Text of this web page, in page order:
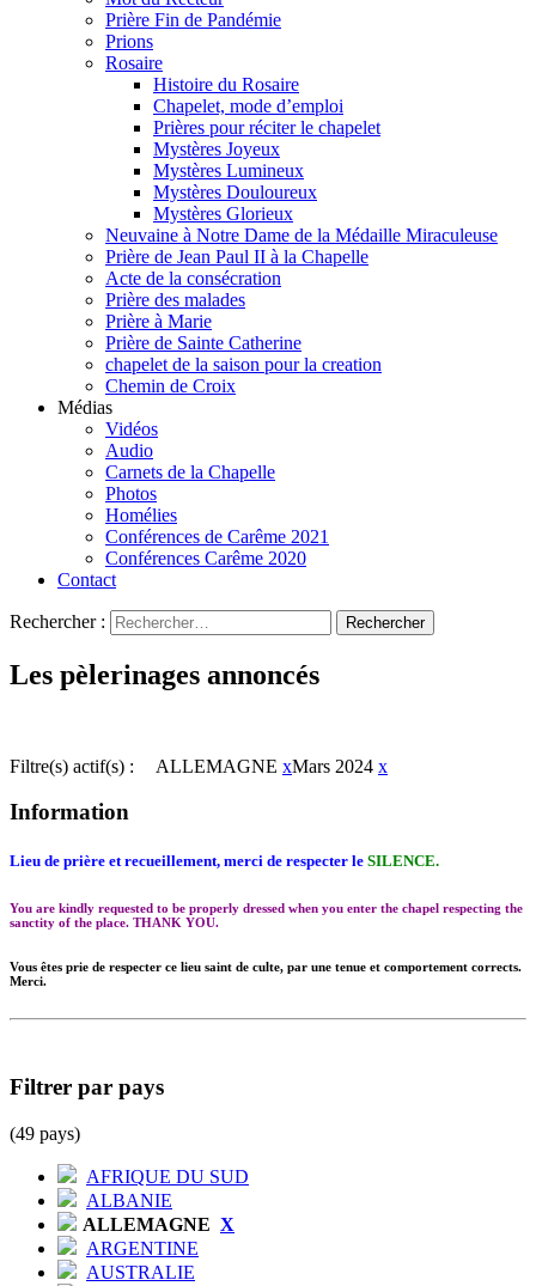
Prière Fin de Pandémie
Prions
Rosaire
Histoire du Rosaire
Chapelet, mode d’emploi
Prières pour réciter le chapelet
Mystères Joyeux
Mystères Lumineux
Mystères Douloureux
Mystères Glorieux
Neuvaine à Notre Dame de la Médaille Miraculeuse
Prière de Jean Paul II à la Chapelle
Acte de la consécration
Prière des malades
Prière à Marie
Prière de Sainte Catherine
chapelet de la saison pour la creation
Chemin de Croix
Médias
Vidéos
Audio
Carnets de la Chapelle
Photos
Homélies
Conférences de Carême 2021
Conférences Carême 2020
Contact
Rechercher :
Les pèlerinages annoncés
Filtre(s) actif(s) : ALLEMAGNE xMars 2024 x
Information
Lieu de prière et recueillement, merci de respecter le SILENCE.
You are kindly requested to be properly dressed when you enter the chapel respecting the
sanctity of the place. THANK YOU.
Vous êtes prie de respecter ce lieu saint de culte, par une tenue et comportement corrects.
Merci.
Filtrer par pays
(49 pays)
AFRIQUE DU SUD
ALBANIE
ALLEMAGNE X
ARGENTINE
AUSTRALIE